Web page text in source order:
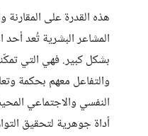
هذه القدرة على المقارنة
المشاعر البشرية تُعد
بشكل كبير. فهي التي
والتفاعل معهم بحكمة
النفسي والاجتماعي
أداة جوهرية لتحقيق